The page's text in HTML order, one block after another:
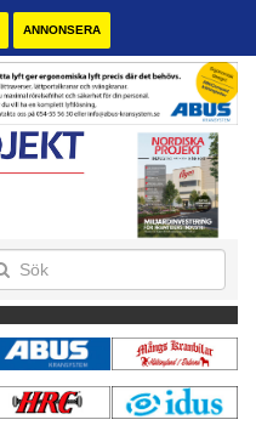
ANNONSERA